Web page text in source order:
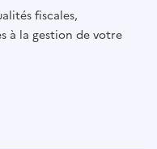
fiscales,
à la gestion de votre